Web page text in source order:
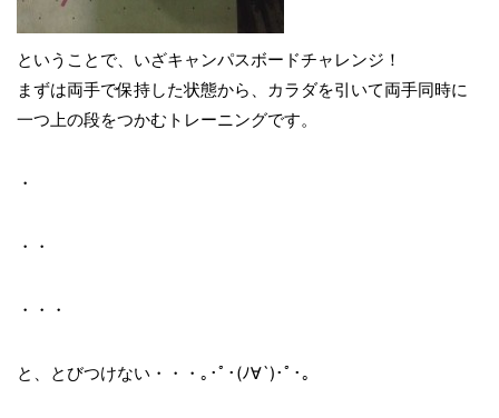
ということで、いざキャンパスボードチャレンジ！
まずは両手で保持した状態から、カラダを引いて両手同時に
一つ上の段をつかむトレーニングです。
・
・・
・・・
と、とびつけない・・・｡･ﾟ･(ﾉ∀`)･ﾟ･｡